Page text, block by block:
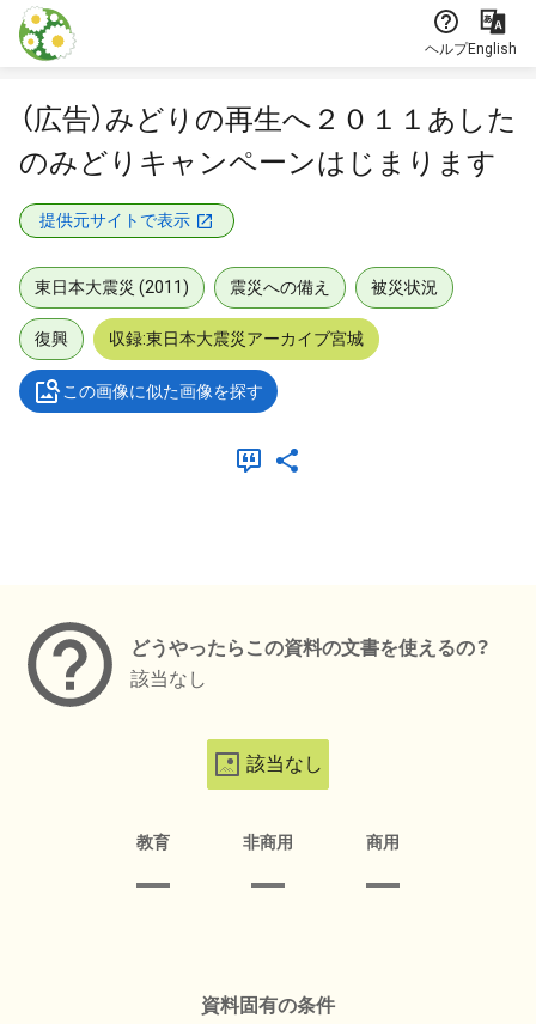
本文に飛ぶ
ヘルプEnglish
（広告）みどりの再生へ２０１１あした
のみどりキャンペーンはじまります
提供元サイトで表示
東日本大震災 (2011) 震災への備え 被災状況
復興 収録:東日本大震災アーカイブ宮城
この画像に似た画像を探す
どうやったらこの資料の文書を使えるの？
該当なし
該当なし
教育 非商用 商用
資料固有の条件